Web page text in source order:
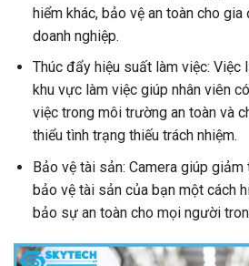
hiểm khác, bảo vệ an toàn cho gia
doanh nghiệp.
Thúc đẩy hiệu suất làm việc:
khu vực làm việc giúp nhân viên
việc trong môi trường an toàn và
thiểu tình trạng thiếu trách nhiệm.
Bảo vệ tài sản: Camera giúp
bảo vệ tài sản của bạn một cách
bảo sự an toàn cho mọi người